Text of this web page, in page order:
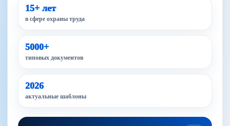
15+ лет
в сфере охраны труда
5000+
типовых документов
2026
актуальные шаблоны